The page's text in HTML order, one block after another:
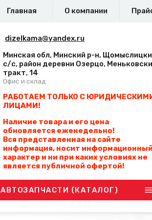
Главная О компании
dizelkama@yandex.ru
Минская обл, Минский р-н,
с/с, район деревни Озерцо,
тракт, 14
Офис и склад
РАБОТАЕМ ТОЛЬКО С
ЛИЦАМИ!
Наличие товара и его цена
обновляется еженедельно!
Вся представленная на сайте
информация, носит информационный
характер и ни при каких условиях не
является публичной офертой!
АВТОЗАПЧАСТИ (КАТАЛОГ)